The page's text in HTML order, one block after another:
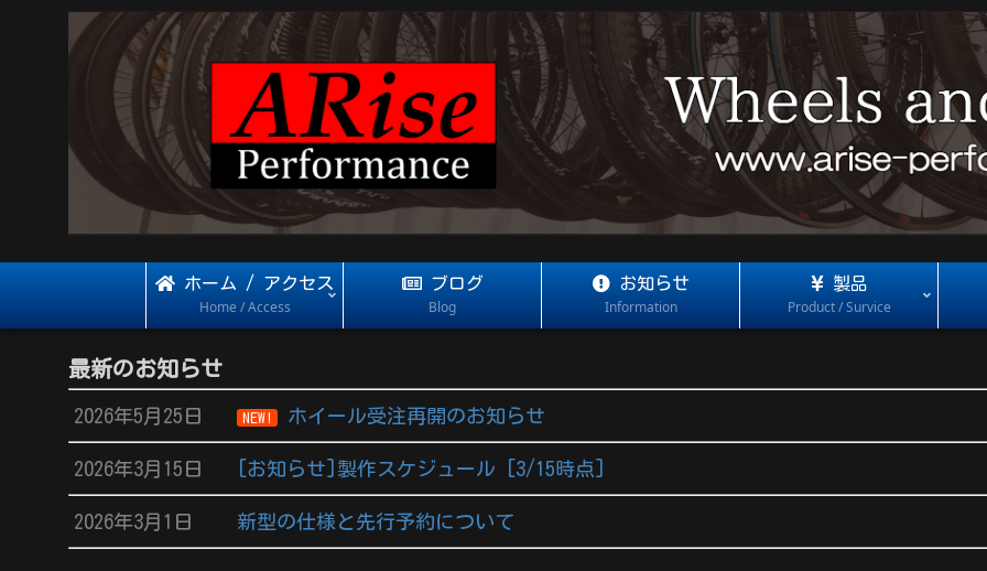
ホーム / アクセス
Home / Access
ブログ
Blog
お知らせ
Information
製品
Product / Survice
最新のお知らせ
2026年5月25日 NEW! ホイール受注再開のお知らせ
2026年3月15日 [お知らせ]製作スケジュール [3/15時点]
2026年3月1日 新型の仕様と先行予約について